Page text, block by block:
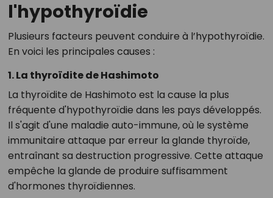
l'hypothyroïdie
Plusieurs facteurs peuvent conduire à l’hypothyroïdie.
En voici les principales causes :
1. La thyroïdite de Hashimoto
La thyroïdite de Hashimoto est la cause la plus
fréquente d'hypothyroïdie dans les pays développés.
Il s'agit d'une maladie auto-immune, où le système
immunitaire attaque par erreur la glande thyroïde,
entraînant sa destruction progressive. Cette attaque
empêche la glande de produire suffisamment
d'hormones thyroïdiennes.